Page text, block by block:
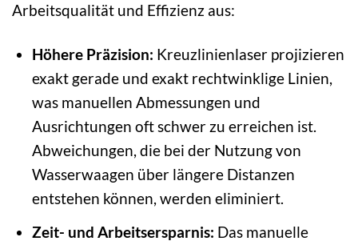
Arbeitsqualität und Effizienz aus:
Höhere Präzision: Kreuzlinienlaser projizieren
exakt gerade und exakt rechtwinklige Linien,
was manuellen Abmessungen und
Ausrichtungen oft schwer zu erreichen ist.
Abweichungen, die bei der Nutzung von
Wasserwaagen über längere Distanzen
entstehen können, werden eliminiert.
Zeit- und Arbeitsersparnis: Das manuelle